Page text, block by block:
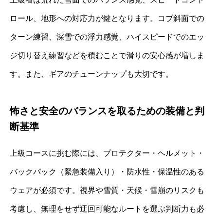
ロール、地形への対応力が鍵となります。コブ斜面での
ターン練習、深雪での浮力感覚、ハイスピードでのエッ
ジ切り替え練習などを積むことで滑りの安心感が増しま
す。また、ギアのチューンナップも大切です。
怖さと安全のバランスを取るための装備と判
断基準
上級コースに挑む際には、プロテクター・ヘルメット・
バックパック（緊急装備入り）・防水性・保温性のある
ウェアが必須です。視界や雪質・天候・雪崩のリスクも
考慮し、無理をせず迂回可能なルートを選ぶ判断力も必